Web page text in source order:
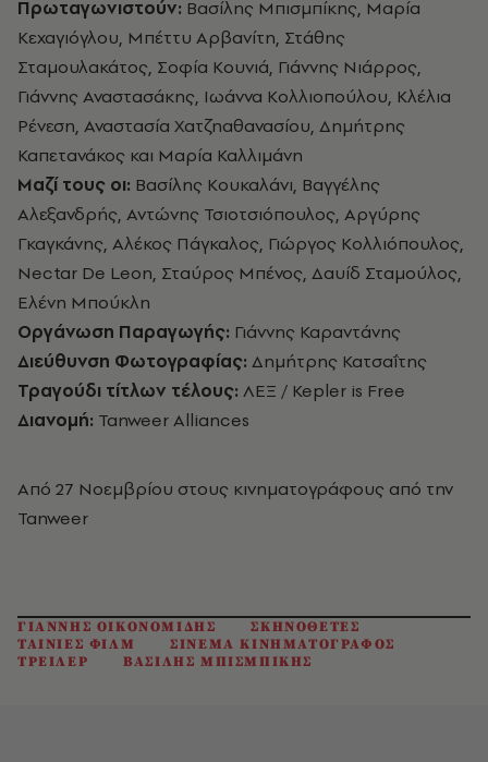
Πρωταγωνιστούν: Βασίλης Μπισμπίκης, Μαρία
Κεχαγιόγλου, Μπέττυ Αρβανίτη, Στάθης
Σταμουλακάτος, Σοφία Κουνιά, Γιάννης Νιάρρος,
Γιάννης Αναστασάκης, Ιωάννα Κολλιοπούλου, Κλέλια
Ρένεση, Αναστασία Χατζηαθανασίου, Δημήτρης
Καπετανάκος και Μαρία Καλλιμάνη
Μαζί τους οι: Βασίλης Κουκαλάνι, Βαγγέλης
Αλεξανδρής, Αντώνης Τσιοτσιόπουλος, Αργύρης
Γκαγκάνης, Αλέκος Πάγκαλος, Γιώργος Κολλιόπουλος,
Nectar De Leon, Σταύρος Μπένος, Δαυίδ Σταμούλος,
Ελένη Μπούκλη
Οργάνωση Παραγωγής: Γιάννης Καραντάνης
Διεύθυνση Φωτογραφίας: Δημήτρης Κατσαΐτης
Τραγούδι τίτλων τέλους: ΛΕΞ / Kepler is Free
Διανομή: Tanweer Alliances
Από 27 Νοεμβρίου στους κινηματογράφους από την
Tanweer
ΓΙΑΝΝΗΣ ΟΙΚΟΝΟΜΙΔΗΣ
ΣΚΗΝΟΘΕΤΕΣ
ΤΑΙΝΙΕΣ ΦΙΛΜ
ΣΙΝΕΜΑ ΚΙΝΗΜΑΤΟΓΡΑΦΟΣ
ΤΡΕΙΛΕΡ
ΒΑΣΙΛΗΣ ΜΠΙΣΜΠΙΚΗΣ